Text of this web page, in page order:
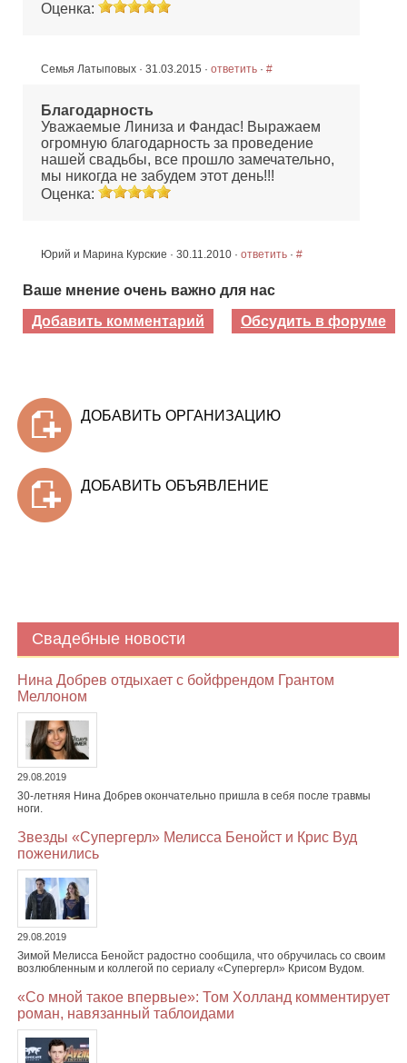
Оценка:
Cемья Латыповых · 31.03.2015 · ответить· #
Благодарность
Уважаемые Линиза и Фандас! Выражаем
огромную благодарность за проведение
нашей свадьбы, все прошло замечательно,
мы никогда не забудем этот день!!!
Оценка:
Юрий и Марина Курские · 30.11.2010 · ответить· #
Ваше мнение очень важно для нас
Добавить комментарий
Обсудить в форуме
ДОБАВИТЬ ОРГАНИЗАЦИЮ
ДОБАВИТЬ ОБЪЯВЛЕНИЕ
Свадебные новости
Нина Добрев отдыхает с бойфрендом Грантом
Меллоном
29.08.2019
30-летняя Нина Добрев окончательно пришла в себя после травмы
ноги.
Звезды «Супергерл» Мелисса Бенойст и Крис Вуд
поженились
29.08.2019
Зимой Мелисса Бенойст радостно сообщила, что обручилась со своим
возлюбленным и коллегой по сериалу «Супергерл» Крисом Вудом.
«Со мной такое впервые»: Том Холланд комментирует
роман, навязанный таблоидами